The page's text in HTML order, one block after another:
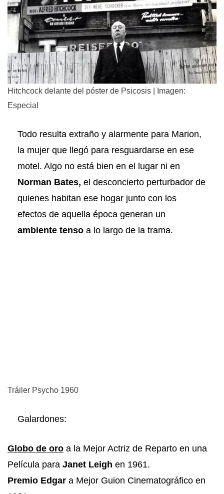
Hitchcock delante del póster de Psicosis | Imagen:
Especial
Todo resulta extraño y alarmente para Marion,
la mujer que llegó para resguardarse en ese
motel. Algo no está bien en el lugar ni en
Norman Bates, el desconcierto perturbador de
quienes habitan ese hogar junto con los
efectos de aquella época generan un
ambiente tenso a lo largo de la trama.
Tráiler Psycho 1960
Galardones:
Globo de oro a la Mejor Actriz de Reparto en una
Película para Janet Leigh en 1961.
Premio Edgar a Mejor Guion Cinematográfico en